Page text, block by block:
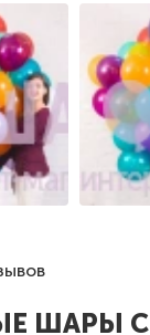
ШАРЫ С